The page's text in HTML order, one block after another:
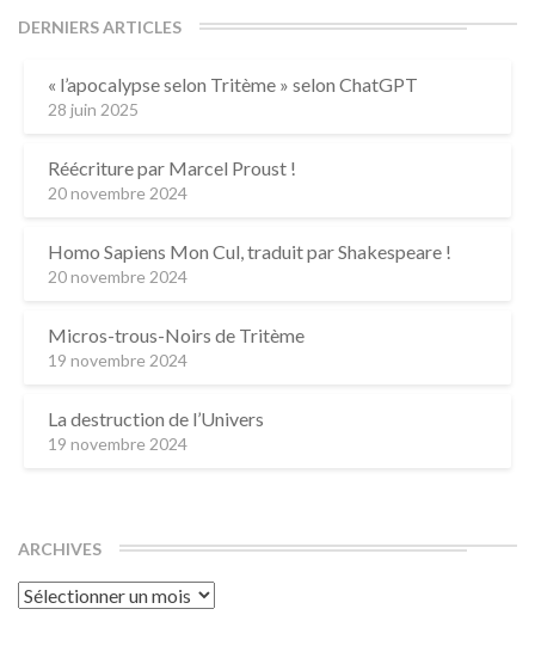
DERNIERS ARTICLES
« l’apocalypse selon Tritème » selon ChatGPT
28 juin 2025
Réécriture par Marcel Proust !
20 novembre 2024
Homo Sapiens Mon Cul, traduit par Shakespeare !
20 novembre 2024
Micros-trous-Noirs de Tritème
19 novembre 2024
La destruction de l’Univers
19 novembre 2024
ARCHIVES
Archives